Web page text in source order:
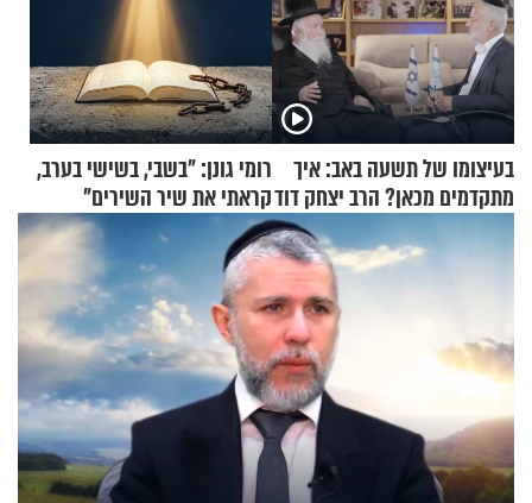
בעיצומו של תשעה באב: איך
מתקדמים מכאן? הרב יצחק דוד
גרוסמן בשיחה מיוחדת
רומי גונן: "בשבי, בשישי בערב,
קראתי את שיר השירים"